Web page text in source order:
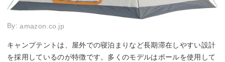
By:amazon.co.jp
キャンプテントは、屋外での寝泊まりなど長期滞在しやすい設計
を採用しているのが特徴です。多くのモデルはポールを使用して